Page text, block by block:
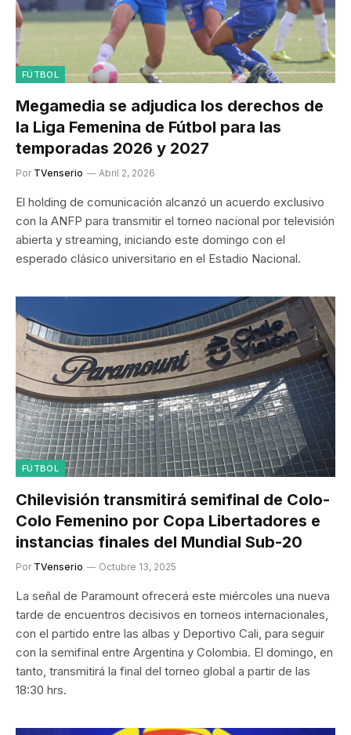
FÚTBOL
Megamedia se adjudica los derechos de
la Liga Femenina de Fútbol para las
temporadas 2026 y 2027
Por TVenserio Abril 2, 2026
El holding de comunicación alcanzó un acuerdo exclusivo
con la ANFP para transmitir el torneo nacional por televisión
abierta y streaming, iniciando este domingo con el
esperado clásico universitario en el Estadio Nacional.
FÚTBOL
Chilevisión transmitirá semifinal de Colo-
Colo Femenino por Copa Libertadores e
instancias finales del Mundial Sub-20
Por TVenserio Octubre 13, 2025
La señal de Paramount ofrecerá este miércoles una nueva
tarde de encuentros decisivos en torneos internacionales,
con el partido entre las albas y Deportivo Cali, para seguir
con la semifinal entre Argentina y Colombia. El domingo, en
tanto, transmitirá la final del torneo global a partir de las
18:30 hrs.